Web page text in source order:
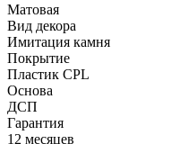
Матовая
Вид декора
Имитация камня
Покрытие
Пластик CPL
Основа
ДСП
Гарантия
12 месяцев